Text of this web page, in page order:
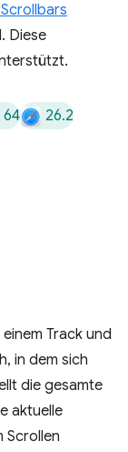
Diese
64 26.2
Track und
in dem sich
die gesamte
aktuelle
Scrollen